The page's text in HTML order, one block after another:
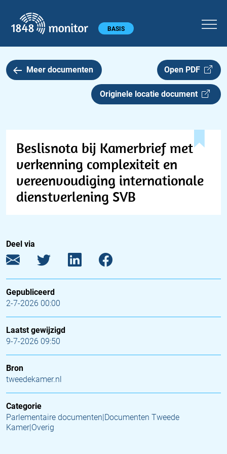
Hoofdmenu BASIS
Meer documenten Open PDF
Originele locatie document
Beslisnota bij Kamerbrief met
verkenning complexiteit en
vereenvoudiging internationale
dienstverlening SVB
Deel via
Gepubliceerd
2-7-2026 00:00
Laatst gewijzigd
9-7-2026 09:50
Bron
tweedekamer.nl
Categorie
Parlementaire documenten|Documenten Tweede
Kamer|Overig